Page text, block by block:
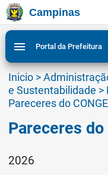
Ir para conteudo
Ir para menu do
Ligar/Desligar
Campinas
menu Portal da Prefeitura
Inicio>
e Sustentabilidade >
Pareceres do
Pareceres do
2026